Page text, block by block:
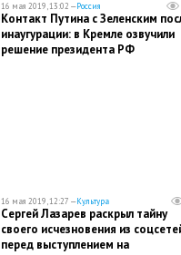
16 мая 2019, 13:02 —Россия
Контакт Путина с Зеленским
инаугурации: в Кремле озвучили
решение президента РФ
16 мая 2019, 12:27 —Культура
​Сергей Лазарев раскрыл тайну
своего исчезновения из
перед выступлением на